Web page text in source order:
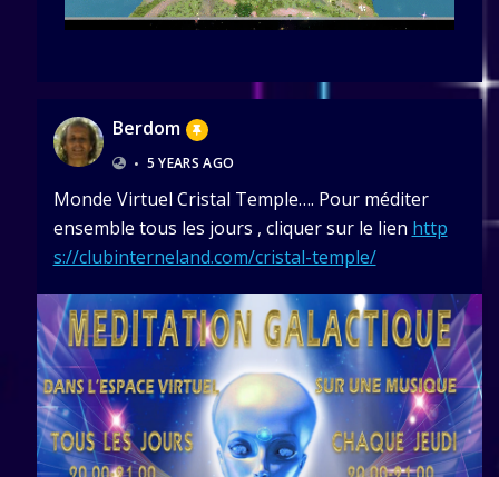
Berdom
• 5 YEARS AGO
Monde Virtuel Cristal Temple…. Pour méditer
ensemble tous les jours , cliquer sur le lien http
s://clubinterneland.com/cristal-temple/